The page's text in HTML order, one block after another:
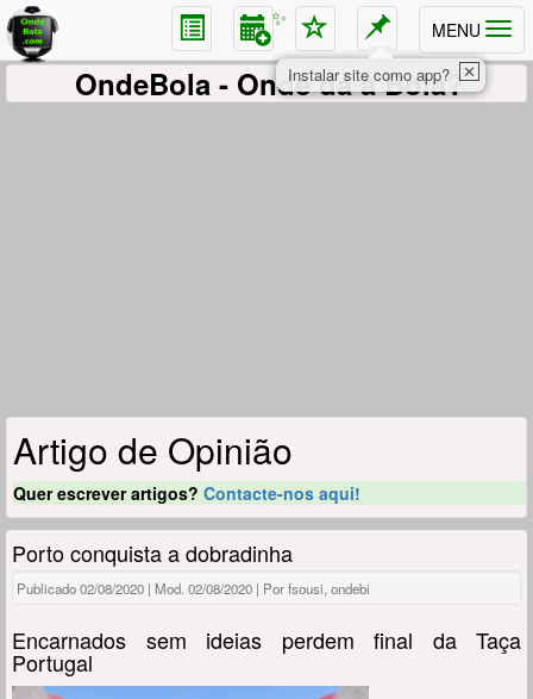
MENU
✨
OndeBola - Onde dá a Bola?
Artigo de Opinião
Quer escrever artigos? Contacte-nos aqui!
Porto conquista a dobradinha
Publicado 02/08/2020 | Mod. 02/08/2020 | Por fsousi, ondebi
Encarnados sem ideias perdem final da Taça
Portugal
✕
Instalar site como app?